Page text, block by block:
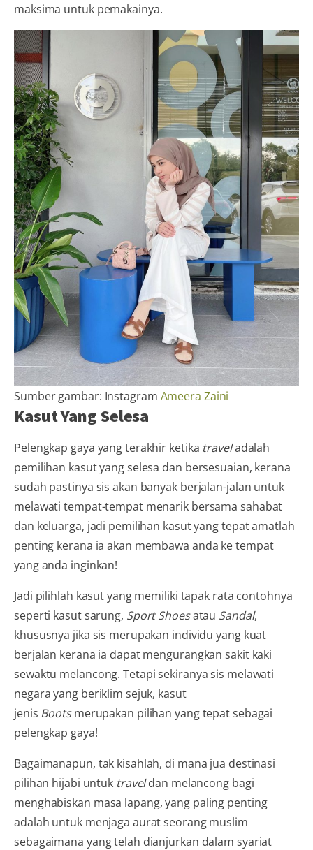
maksima untuk pemakainya.
Sumber gambar: Instagram Ameera Zaini
Kasut Yang Selesa
Pelengkap gaya yang terakhir ketika traveladalah
pemilihan kasut yang selesa dan bersesuaian, kerana
sudah pastinya sis akan banyak berjalan-jalan untuk
melawati tempat-tempat menarik bersama sahabat
dan keluarga, jadi pemilihan kasut yang tepat amatlah
penting kerana ia akan membawa anda ke tempat
yang anda inginkan!
Jadi pilihlah kasut yang memiliki tapak rata contohnya
seperti kasut sarung, Sport Shoesatau Sandal,
khususnya jika sis merupakan individu yang kuat
berjalan kerana ia dapat mengurangkan sakit kaki
sewaktu melancong. Tetapi sekiranya sis melawati
negara yang beriklim sejuk, kasut
jenis Bootsmerupakan pilihan yang tepat sebagai
pelengkap gaya!
Bagaimanapun, tak kisahlah, di mana jua destinasi
pilihan hijabi untuk traveldan melancong bagi
menghabiskan masa lapang, yang paling penting
adalah untuk menjaga aurat seorang muslim
sebagaimana yang telah dianjurkan dalam syariat